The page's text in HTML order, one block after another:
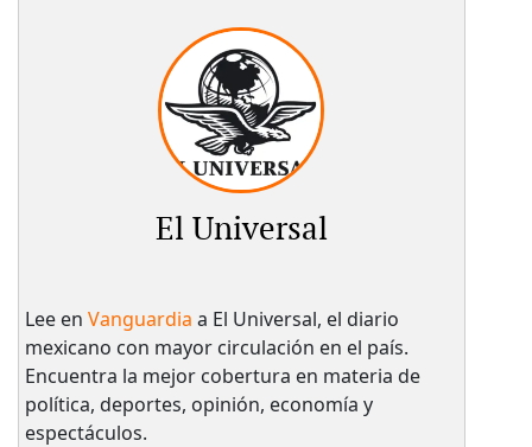
El Universal
Lee en Vanguardia a El Universal, el diario
mexicano con mayor circulación en el país.​
Encuentra la mejor cobertura en materia de
política, deportes, opinión, economía y
espectáculos.